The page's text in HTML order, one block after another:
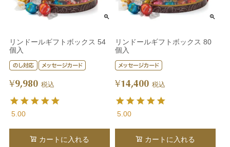
リンドールギフトボックス 54
個入
¥9,980 税込
5.00
カートに入れる
リンドールギフトボックス 80
個入
¥14,400 税込
5.00
カートに入れる